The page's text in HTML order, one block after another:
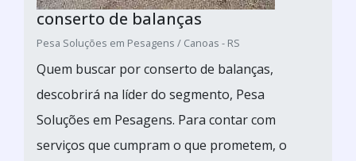
conserto de balanças
Pesa Soluções em Pesagens / Canoas - RS
Quem buscar por conserto de balanças,
descobrirá na líder do segmento, Pesa
Soluções em Pesagens. Para contar com
serviços que cumpram o que prometem, o